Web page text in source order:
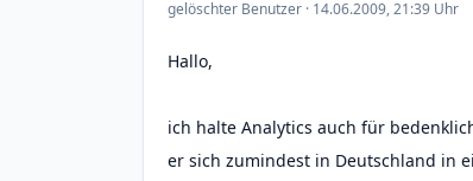
gelöschter Benutzer · 14.06.2009, 21:39 Uhr
Hallo,
ich halte Analytics auch für
er sich zumindest in Deutschland in